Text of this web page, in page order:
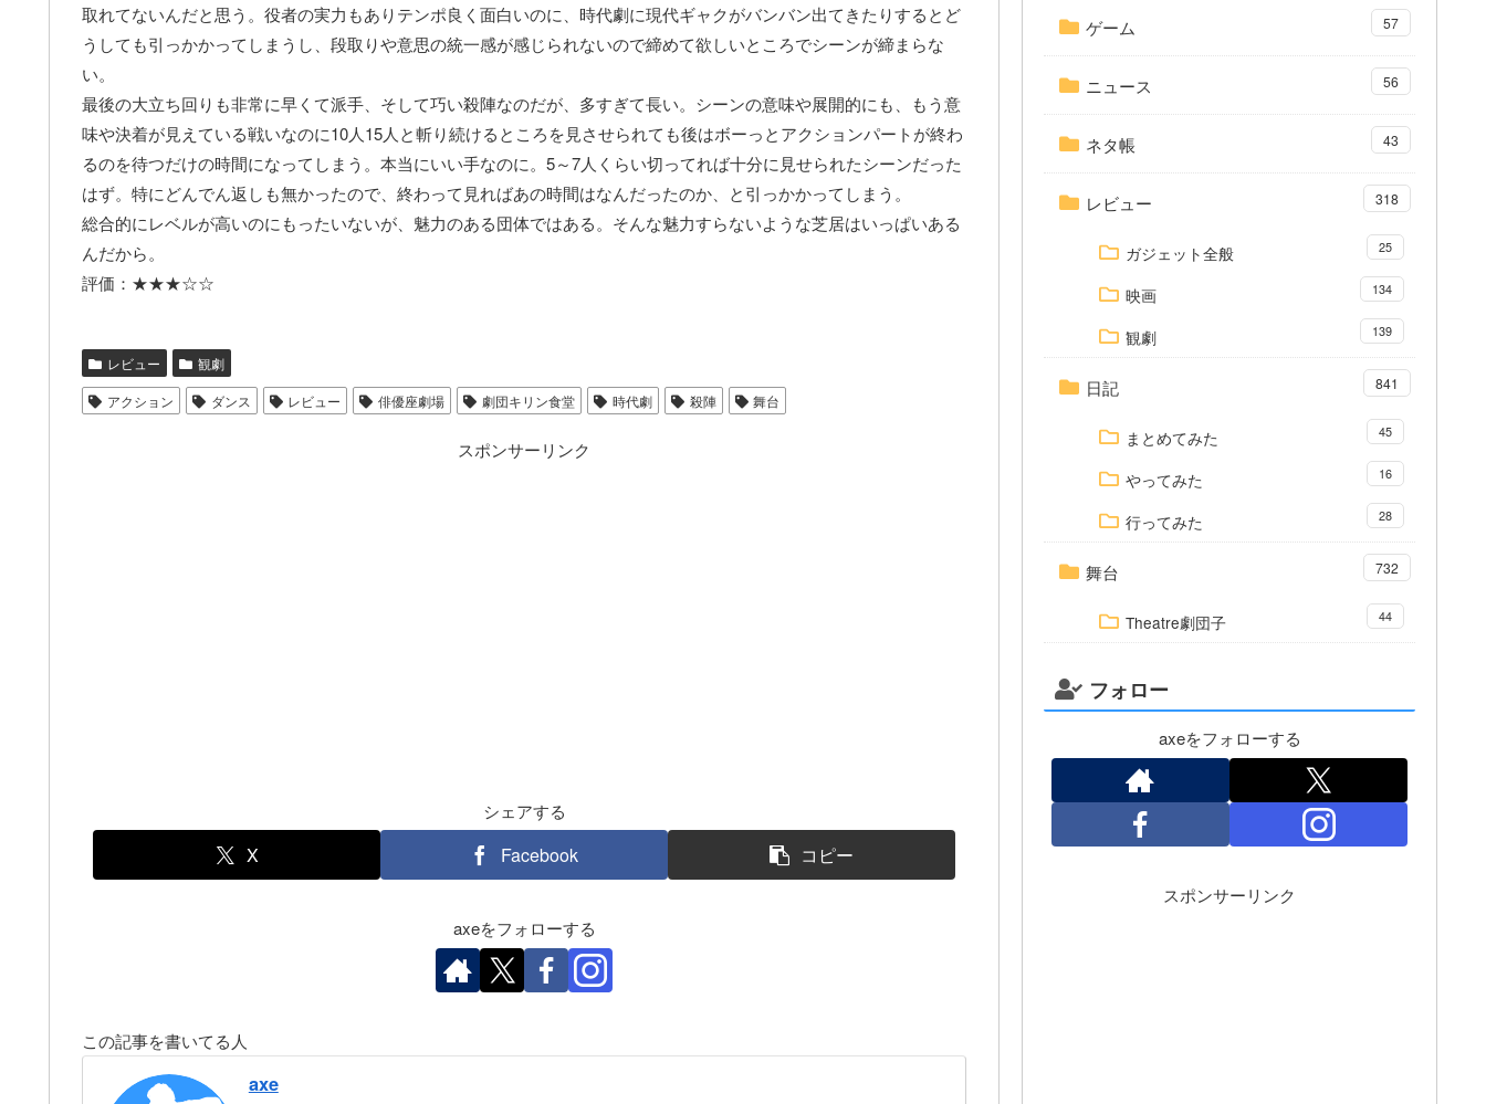
取れてないんだと思う。役者の実力もありテンポ良く面白いのに、時代劇に現代ギャクがバンバン出てきたりするとど
うしても引っかかってしまうし、段取りや意思の統一感が感じられないので締めて欲しいところでシーンが締まらな
い。
最後の大立ち回りも非常に早くて派手、そして巧い殺陣なのだが、多すぎて長い。シーンの意味や展開的にも、もう意
味や決着が見えている戦いなのに10人15人と斬り続けるところを見させられても後はボーっとアクションパートが終わ
るのを待つだけの時間になってしまう。本当にいい手なのに。5～7人くらい切ってれば十分に見せられたシーンだった
はず。特にどんでん返しも無かったので、終わって見ればあの時間はなんだったのか、と引っかかってしまう。
総合的にレベルが高いのにもったいないが、魅力のある団体ではある。そんな魅力すらないような芝居はいっぱいある
んだから。
評価：★★★☆☆
レビュー 観劇
アクション ダンス レビュー 俳優座劇場 劇団キリン食堂 時代劇 殺陣 舞台
スポンサーリンク
シェアする
X Facebook コピー
axeをフォローする
この記事を書いてる人
axe
ゲーム 57
ニュース 56
ネタ帳 43
レビュー 318
ガジェット全般 25
映画 134
観劇 139
日記 841
まとめてみた 45
やってみた 16
行ってみた 28
舞台 732
Theatre劇団子 44
フォロー
axeをフォローする
スポンサーリンク